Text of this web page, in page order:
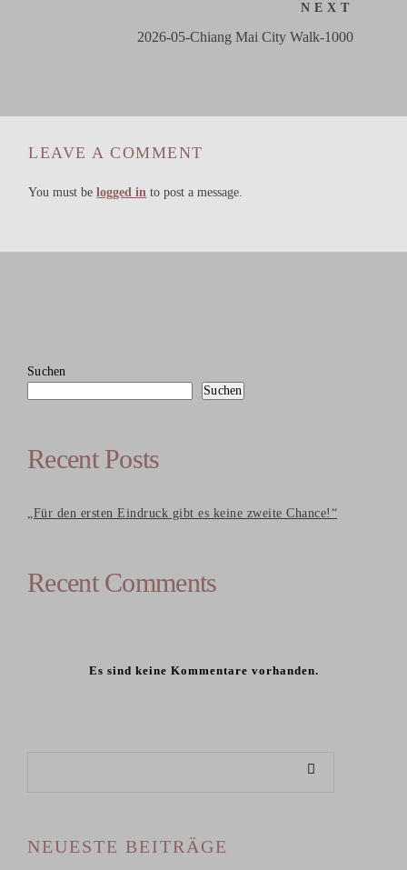
NEXT
2026-05-Chiang Mai City Walk-1000
LEAVE A COMMENT
You must belogged in to post a message.
Suchen
Suchen
Recent Posts
„Für den ersten Eindruck gibt es keine zweite Chance!“
Recent Comments
Es sind keine Kommentare vorhanden.
NEUESTE BEITRÄGE